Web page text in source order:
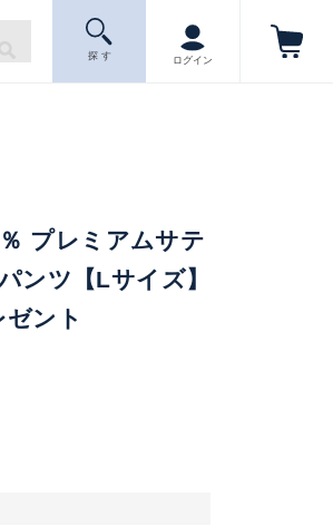
探 す ログイン
プレミアムサテ
ンツ【Lサイズ】
ント